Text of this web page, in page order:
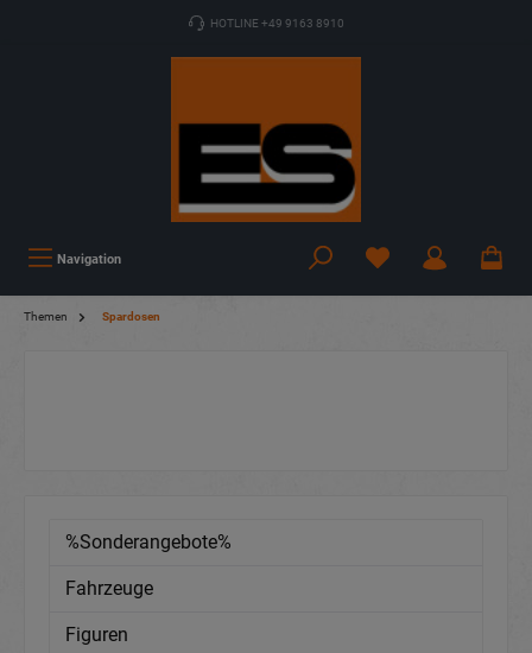
HOTLINE +49 9163 8910
Navigation
Themen Spardosen
%Sonderangebote%
Fahrzeuge
Figuren